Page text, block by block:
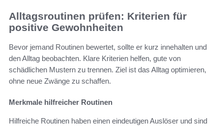
Alltagsroutinen prüfen: Kriterien für
positive Gewohnheiten
Bevor jemand Routinen bewertet, sollte er kurz innehalten und
den Alltag beobachten. Klare Kriterien helfen, gute von
schädlichen Mustern zu trennen. Ziel ist das Alltag optimieren,
ohne neue Zwänge zu schaffen.
Merkmale hilfreicher Routinen
Hilfreiche Routinen haben einen eindeutigen Auslöser und sind